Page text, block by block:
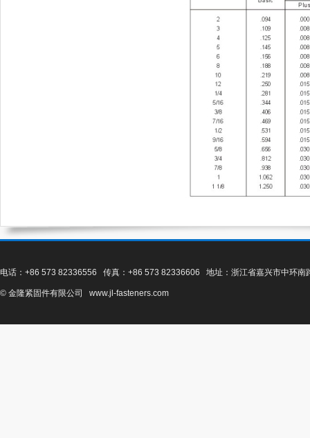
电话：+86 573 82336556 传真：+86 573 82336606 地址：浙江省嘉兴市中环南
© 金隆紧固件有限公司 www.jl-fasteners.com